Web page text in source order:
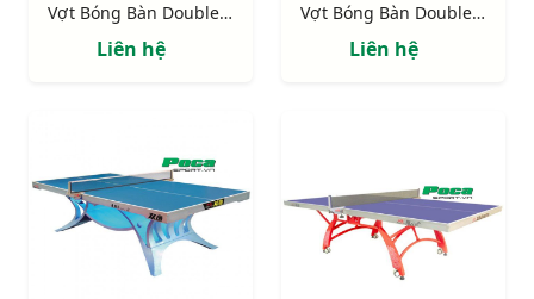
Vợt Bóng Bàn Double Fish 4A-C
Liên hệ
Vợt Bóng Bàn Double Fish 5A-C
Liên hệ